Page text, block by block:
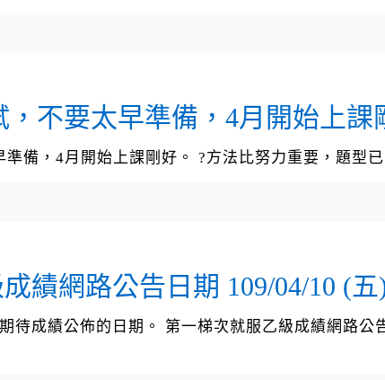
，不要太早準備，4月開始上課
備，4月開始上課剛好。 ?方法比努力重要，題型
績網路公告日期 109/04/10 (五
待成績公佈的日期。 第一梯次就服乙級成績網路